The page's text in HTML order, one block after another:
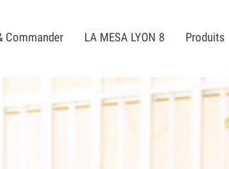
Commander LA MESA LYON 8 Produits